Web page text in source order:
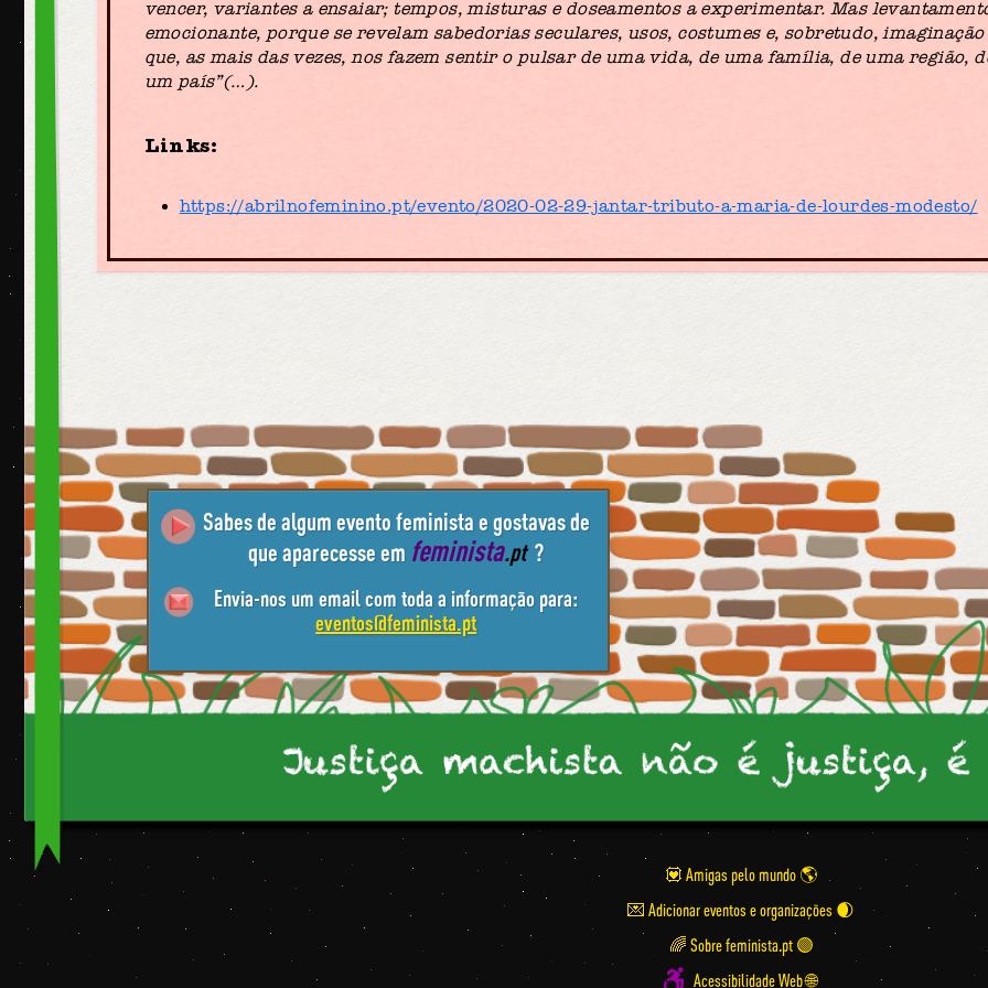
vencer, variantes a ensaiar; tempos, misturas e doseamentos a experimentar. Mas
emocionante, porque se revelam sabedorias seculares, usos, costumes e, sobretudo, imaginação
que, as mais das vezes, nos fazem sentir o pulsar de uma vida, de uma família, de uma região,
um país”(…).
Links:
https://abrilnofeminino.pt/evento/2020-02-29-jantar-tributo-a-maria-de-lourdes-modesto/
Sabes de algum evento feminista e gostavas de
que aparecesse em feminista.pt ?
Envia-nos um email com toda a informação para:
eventos@feminista.pt
💟 Amigas pelo mundo
💌 Adicionar eventos e organizações
🌈 Sobre feminista.pt 🟣
Acessibilidade Web 🌐